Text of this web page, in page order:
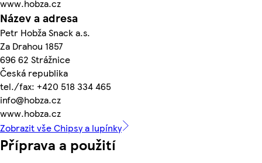
www.hobza.cz
Název a adresa
Petr Hobža Snack a.s.
Za Drahou 1857
696 62 Strážnice
Česká republika
tel./fax: +420 518 334 465
info@hobza.cz
www.hobza.cz
Zobrazit vše Chipsy a lupínky
Příprava a použití